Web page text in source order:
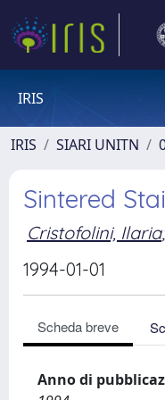
IRIS
IRIS SIARI UNITN
Sintered
Cristofolini, Ilaria;
1994-01-01
Scheda breve
Anno di